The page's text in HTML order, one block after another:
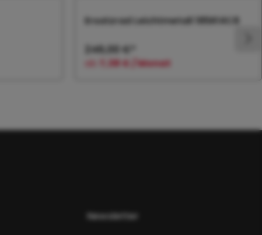
Ersatzrad Leichtmetall 185R14C8
246,00 €*
ab 7,38 € / Monat
Newsletter